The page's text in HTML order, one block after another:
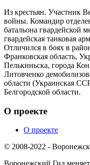
Из крестьян. Участник
войны. Командир
батальона гвардейской
гвардейская танковая
Отличился в боях в
Франковская область,
Пелькиньска, города
Литовченко
области (Украинская
Белгородской области.
О проекте
О проекте
© 2008-2022 -